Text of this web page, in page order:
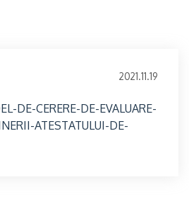
2021.11.19
DE-CERERE-DE-EVALUARE-
ATESTATULUI-DE-